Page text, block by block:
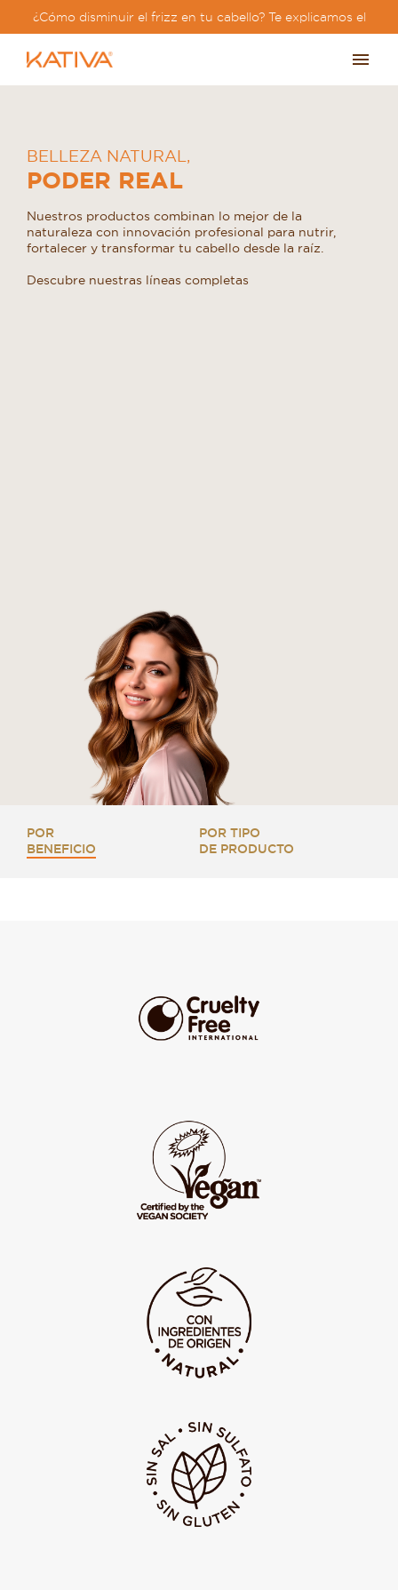
¿Cómo disminuir el frizz en tu cabello? Te explicamos el
BELLEZA NATURAL ,
PODER REAL
Nuestros productos combinan lo mejor de la
naturaleza con innovación profesional para nutrir,
fortalecer y transformar tu cabello desde la raíz.
Descubre nuestras líneas completas
POR
BENEFICIO
POR TIPO
DE PRODUCTO